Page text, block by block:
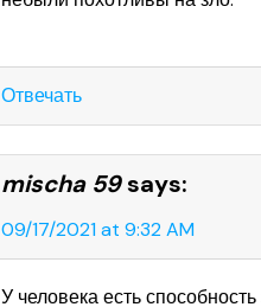
Отвечать
mischa 59says:
09/17/2021 at 9:32 AM
У человека есть